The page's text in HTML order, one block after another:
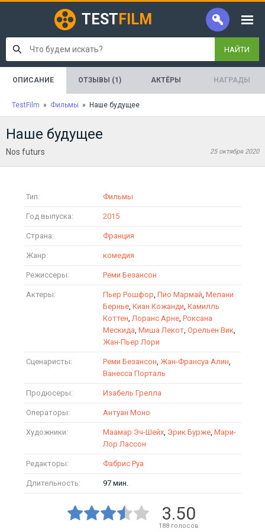
TEST FILM
НАЙТИ
ОПИСАНИЕ ОТЗЫВЫ (1) АКТЁРЫ НАГРАДЫ
TestFilm » Фильмы » Наше будущее
Наше будущее
Nos futurs 25 октября 2020
Тип: Фильмы
Год выпуска: 2015
Страна: Франция
Жанр: комедия
Режиссеры: Реми Безансон
Актеры: Пьер Рошфор, Пио Мармай, Мелани
Бернье, Киан Кожанди, Камилль
Коттен, Лоранс Арне, Роксана
Мескида, Миша Лекот, Орельен Вик,
Жан-Пьер Лори
Сценаристы: Реми Безансон, Жан-Франсуа Алин,
Ванесса Порталь
Продюсеры: Изабель Грелла
Операторы: Антуан Моно
Художники: Маамар Эч-Шейх, Эрик Бурже, Мари-
Лор Лассон
Редакторы: Фабрис Руа
Длительность: 97 мин.
3.50
188голосов